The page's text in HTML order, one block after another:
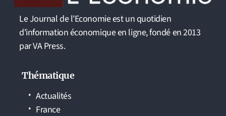
Le Journal de l'Economie est un quotidien
d'information économique en ligne, fondé en 2013
par VA Press.
Thématique
Actualités
France